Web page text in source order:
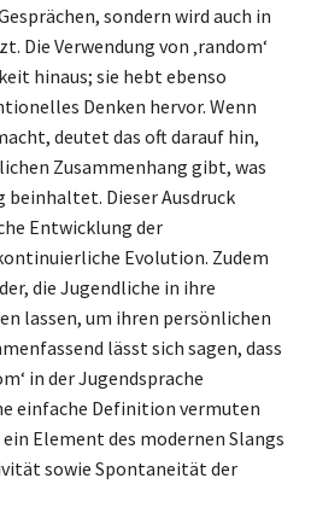
sondern wird auch in
Die Verwendung von ‚random‘
hinaus; sie hebt ebenso
Denken hervor. Wenn
deutet das oft darauf hin,
Zusammenhang gibt, was
beinhaltet. Dieser Ausdruck
Entwicklung der
Evolution. Zudem
die Jugendliche in ihre
lassen, um ihren persönlichen
lässt sich sagen, dass
in der Jugendsprache
einfache Definition vermuten
Element des modernen Slangs
sowie Spontaneität der